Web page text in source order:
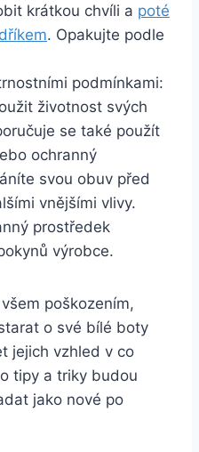
krátkou chvíli a poté
. Opakujte‌ podle
podmínkami:
životnost svých
se také použít
ochranný⁣
svou obuv před
vnějšími vlivy.
prostředek
‌výrobce.
poškozením,
o své bílé ⁤boty
jejich vzhled ​v co
tipy a⁤ triky budou
‌jako​ nové ⁤po